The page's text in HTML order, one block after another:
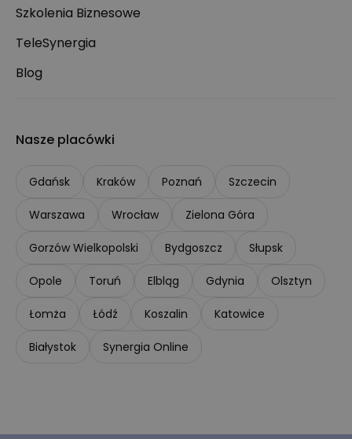
Szkolenia Biznesowe
TeleSynergia
Blog
Nasze placówki
Gdańsk Kraków Poznań Szczecin
Warszawa Wrocław Zielona Góra
Gorzów Wielkopolski Bydgoszcz Słupsk
Opole Toruń Elbląg Gdynia Olsztyn
Łomża Łódź Koszalin Katowice
Białystok Synergia Online